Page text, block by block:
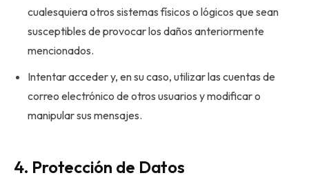
cualesquiera otros sistemas físicos o lógicos que sean
susceptibles de provocar los daños anteriormente
mencionados.
Intentar acceder y, en su caso, utilizar las cuentas de
correo electrónico de otros usuarios y modificar o
manipular sus mensajes.
4. Protección de Datos